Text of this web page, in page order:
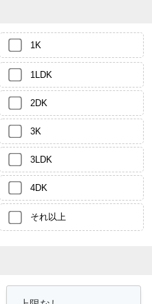
1K
1LDK
2DK
3K
3LDK
4DK
それ以上